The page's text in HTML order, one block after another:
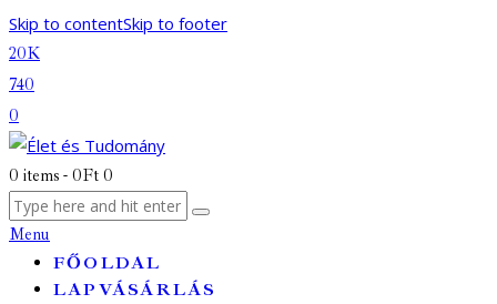
Skip to contentSkip to footer
20K
740
0
0 items - 0Ft 0
Menu
FŐOLDAL
LAPVÁSÁRLÁS